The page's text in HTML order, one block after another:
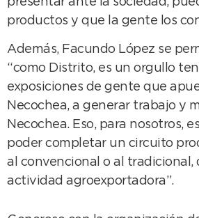
productos y que la gente los
Además, Facundo López se
“como Distrito, es un orgullo
exposiciones de gente que
Necochea, a generar trabajo y
Necochea. Eso, para nosotros,
poder completar un circuito
al convencional o al tradicional,
actividad agroexportadora”.